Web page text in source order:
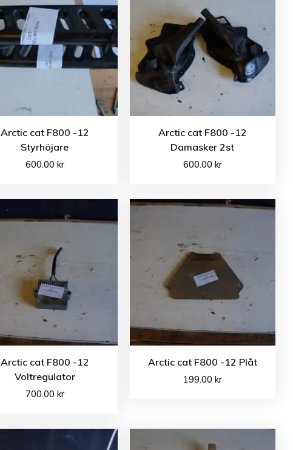
Arctic cat F800 -12
Styrhöjare
600.00 kr
Arctic cat F800 -12
Damasker 2st
600.00 kr
Arctic cat F800 -12
Voltregulator
700.00 kr
Arctic cat F800 -12 Plåt
199.00 kr